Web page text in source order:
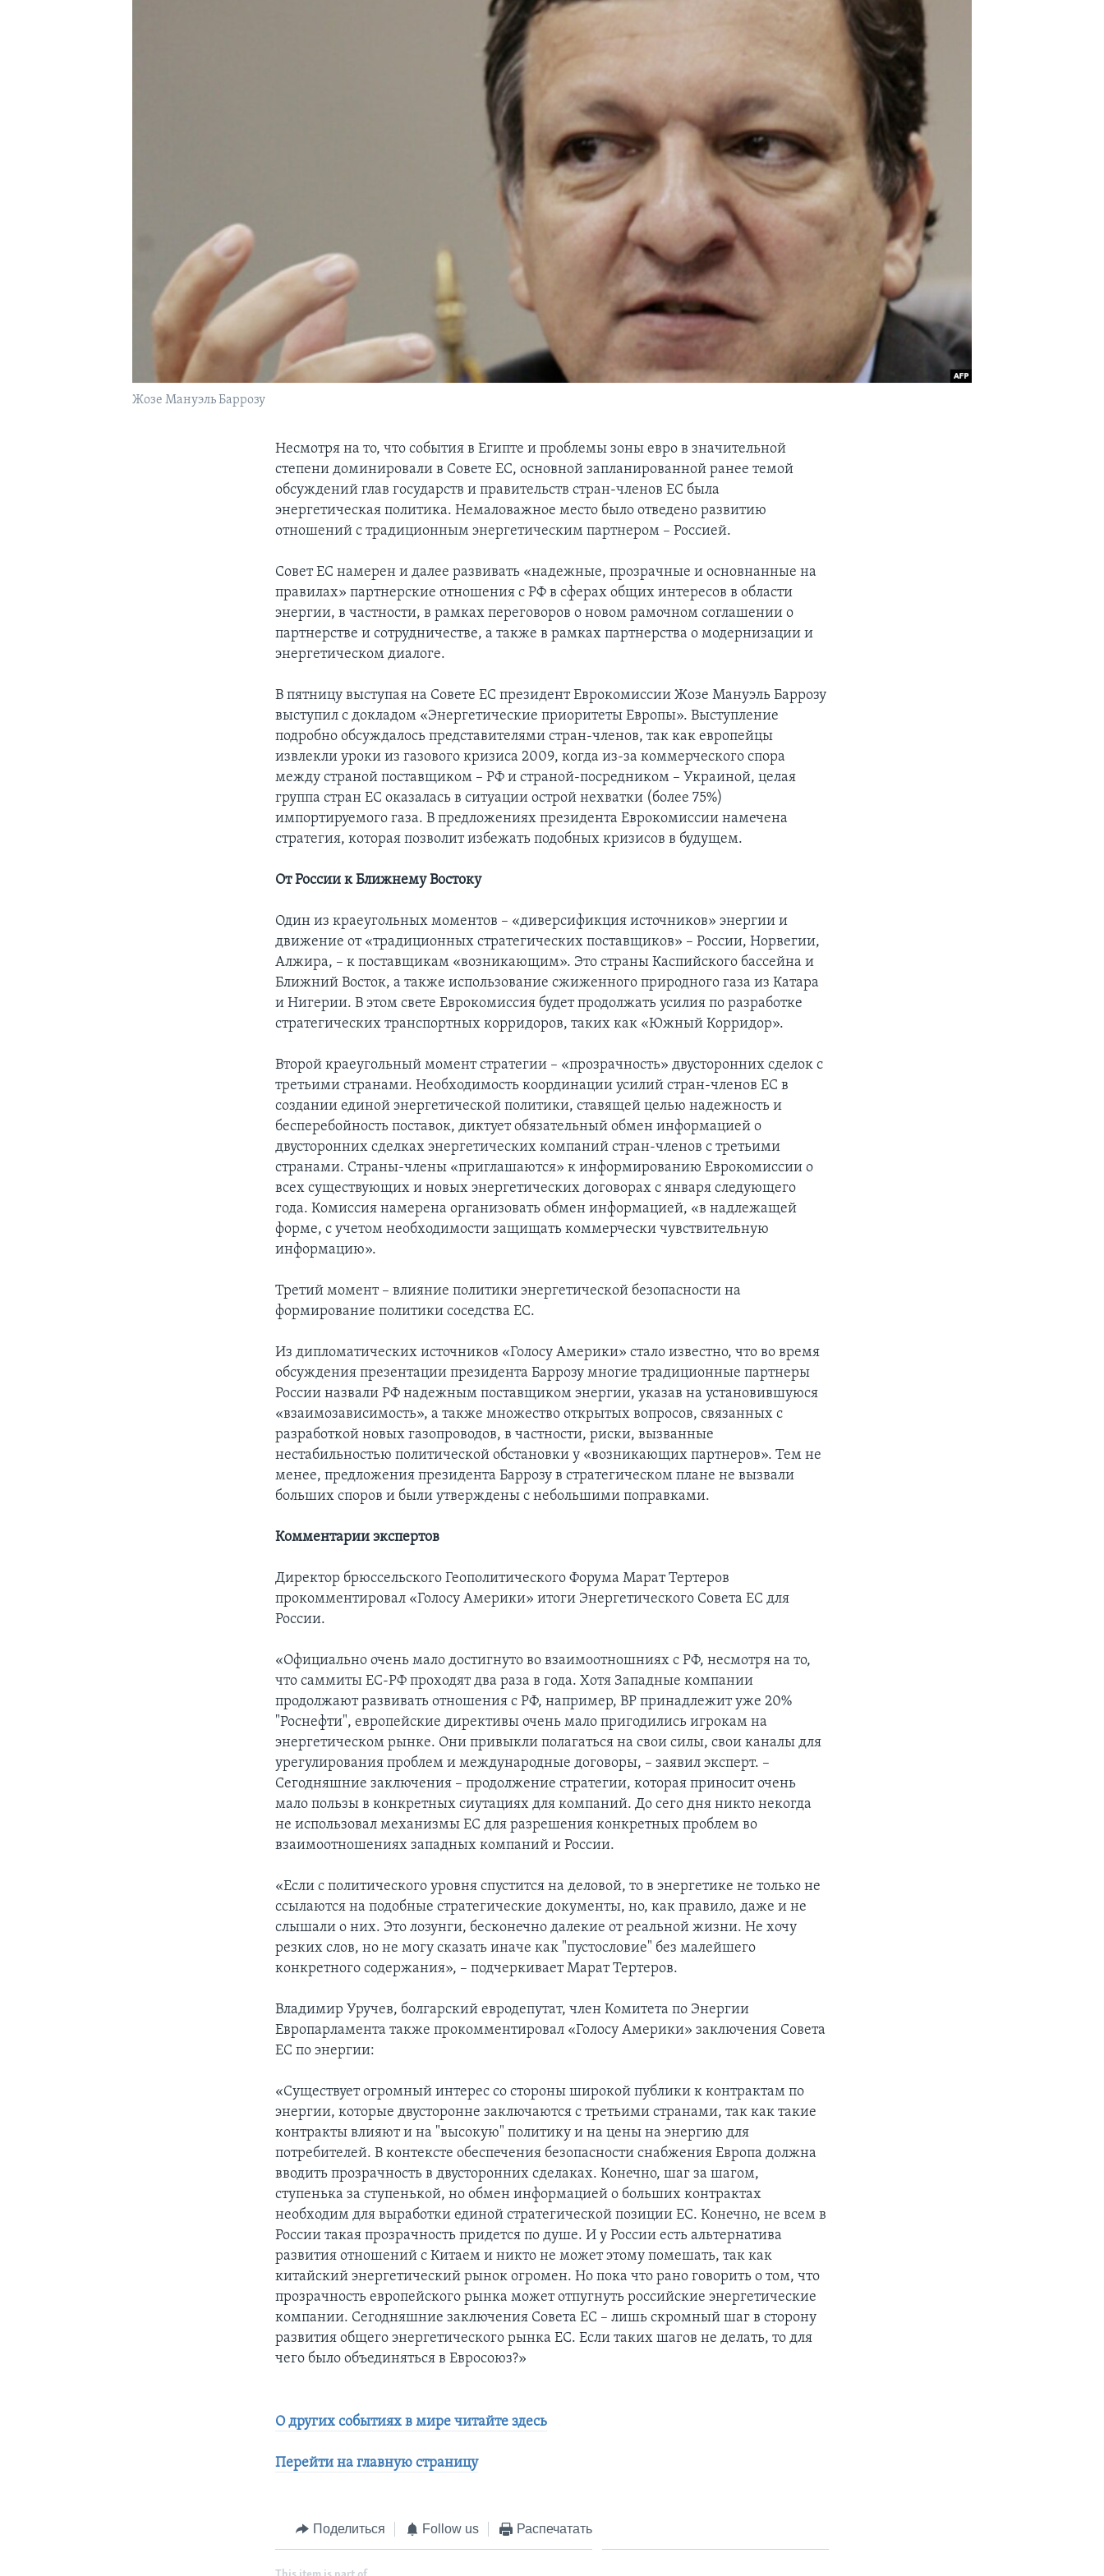
Жозе Мануэль Баррозу
Несмотря на то, что события в Египте и проблемы зоны евро в значительной
степени доминировали в Совете ЕС, основной запланированной ранее темой
обсуждений глав государств и правительств стран-членов ЕС была
энергетическая политика. Немаловажное место было отведено развитию
отношений с традиционным энергетическим партнером – Россией.
Совет ЕС намерен и далее развивать «надежные, прозрачные и основнанные на
правилах» партнерские отношения с РФ в сферах общих интересов в области
энергии, в частности, в рамках переговоров о новом рамочном соглашении о
партнерстве и сотрудничестве, а также в рамках партнерства о модернизации и
энергетическом диалоге.
В пятницу выступая на Совете ЕС президент Еврокомиссии Жозе Мануэль Баррозу
выступил с докладом «Энергетические приоритеты Европы». Выступление
подробно обсуждалось представителями стран-членов, так как европейцы
извлекли уроки из газового кризиса 2009, когда из-за коммерческого спора
между страной поставщиком – РФ и страной-посредником – Украиной, целая
группа стран ЕС оказалась в ситуации острой нехватки (более 75%)
импортируемого газа. В предложениях президента Еврокомиссии намечена
стратегия, которая позволит избежать подобных кризисов в будущем.
От России к Ближнему Востоку
Один из краеугольных моментов – «диверсификция источников» энергии и
движение от «традиционных стратегических поставщиков» – России, Норвегии,
Алжира, – к поставщикам «возникающим». Это cтраны Каспийского бассейна и
Ближний Восток, а также использование сжиженного природного газа из Катара
и Нигерии. В этом свете Еврокомиссия будет продолжать усилия по разработке
стратегических транспортных корридоров, таких как «Южный Корридор».
Второй краеугольный момент стратегии – «прозрачность» двусторонних сделок с
третьими странами. Необходимость координации усилий стран-членов ЕС в
создании единой энергетической политики, ставящей целью надежность и
бесперебойность поставок, диктует обязательный обмен информацией о
двусторонних сделках энергетических компаний стран-членов с третьими
странами. Страны-члены «приглашаются» к информированию Еврокомиссии о
всех существующих и новых энергетических договорах с января следующего
года. Комиссия намерена организовать обмен информацией, «в надлежащей
форме, с учетом необходимости защищать коммерчески чувствительную
информацию».
Третий момент – влияние политики энергетической безопасности на
формирование политики соседства ЕС.
Из дипломатических источников «Голосу Америки» стало известно, что во время
обсуждения презентации президента Баррозу многие традиционные партнеры
России назвали РФ надежным поставщиком энергии, указав на установившуюся
«взаимозависимость», а также множество открытых вопросов, связанных с
разработкой новых газопроводов, в частности, риски, вызванные
нестабильностью политической обстановки у «возникающих партнеров». Тем не
менее, предложения президента Баррозу в стратегическом плане не вызвали
больших споров и были утверждены с небольшими поправками.
Комментарии экспертов
Директор брюссельского Геополитического Форума Марат Тертеров
прокомментировал «Голосу Америки» итоги Энергетического Совета ЕС для
России.
«Официально очень мало достигнуто во взаимоотношниях с РФ, несмотря на то,
что саммиты ЕС-РФ проходят два раза в года. Хотя Западные компании
продолжают развивать отношения с РФ, например, BP принадлежит уже 20%
"Роснефти", европейские директивы очень мало пригодились игрокам на
энергетическом рынке. Они привыкли полагаться на свои силы, свои каналы для
урегулирования проблем и международные договоры, – заявил эксперт. –
Сегодняшние заключения – продолжение стратегии, которая приносит очень
мало пользы в конкретных сиутациях для компаний. До сего дня никто некогда
не использовал механизмы ЕС для разрешения конкретных проблем во
взаимоотношениях западных компаний и России.
«Если с политического уровня спустится на деловой, то в энергетике не только не
ссылаются на подобные стратегические документы, но, как правило, даже и не
слышали о них. Это лозунги, бесконечно далекие от реальной жизни. Не хочу
резких слов, но не могу сказать иначе как "пустословие" без малейшего
конкретного содержания», – подчеркивает Марат Тертеров.
Владимир Уручев, болгарский евродепутат, член Комитета по Энергии
Европарламента также прокомментировал «Голосу Америки» заключения Совета
ЕС по энергии:
«Существует огромный интерес со стороны широкой публики к контрактам по
энергии, которые двусторонне заключаются с третьими странами, так как такие
контракты влияют и на "высокую" политику и на цены на энергию для
потребителей. В контексте обеспечения безопасности снабжения Европа должна
вводить прозрачность в двусторонних сделаках. Конечно, шаг за шагом,
ступенька за ступенькой, но обмен информацией о больших контрактах
необходим для выработки единой стратегической позиции ЕС. Конечно, не всем в
России такая прозрачность придется по душе. И у России есть альтернатива
развития отношений с Китаем и никто не может этому помешать, так как
китайский энергетический рынок огромен. Но пока что рано говорить о том, что
прозрачность европейского рынка может отпугнуть российские энергетические
компании. Сегодняшние заключения Совета ЕС – лишь скромный шаг в сторону
развития общего энергетического рынка ЕС. Если таких шагов не делать, то для
чего было объединяться в Евросоюз?»
О других событиях в мире читайте здесь
Перейти на главную страницу
Поделиться Follow us Распечатать